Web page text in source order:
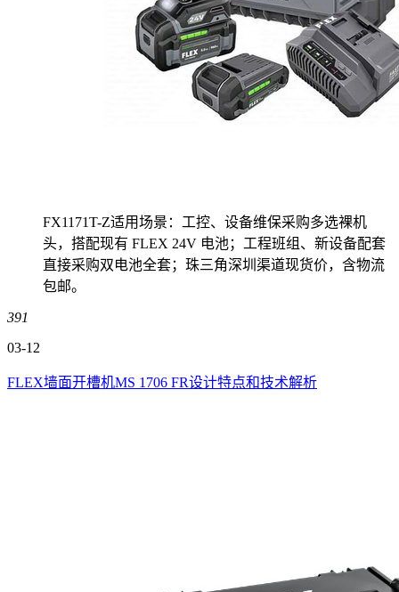
FX1171T-Z适用场景：工控、设备维保采购多选裸机
头，搭配现有 FLEX 24V 电池；工程班组、新设备配套
直接采购双电池全套；珠三角深圳渠道现货价，含物流
包邮。
391
03-12
FLEX墙面开槽机MS 1706 FR设计特点和技术解析